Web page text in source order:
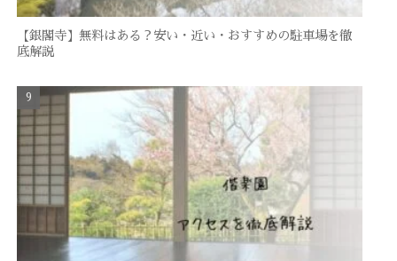
【銀閣寺】無料はある？安い・近い・おすすめの駐車場を徹
底解説